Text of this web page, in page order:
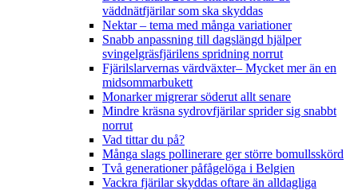
väddnätfjärilar som ska skyddas
Nektar – tema med många variationer
Snabb anpassning till dagslängd hjälper
svingelgräsfjärilens spridning norrut
Fjärilslarvernas värdväxter– Mycket mer än en
midsommarbukett
Monarker migrerar söderut allt senare
Mindre kräsna sydrovfjärilar sprider sig snabbt
norrut
Vad tittar du på?
Många slags pollinerare ger större bomullsskörd
Två generationer påfågelöga i Belgien
Vackra fjärilar skyddas oftare än alldagliga